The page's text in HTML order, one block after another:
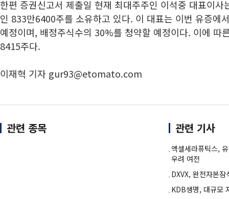
한편 증권신고서 제출일 현재 최대주주인 이석중 대표이
인 833만6400주를 소유하고 있다. 이 대표는 이번 유증에
예정이며, 배정주식수의 30%를 청약할 예정이다. 이에 따
8415주다.
이재혁 기자 gur93@etomato.com
관련 종목 관련 기사
엑셀세라퓨틱스,
우려 여전
DXVX, 완전자본
KDB생명, 대규모